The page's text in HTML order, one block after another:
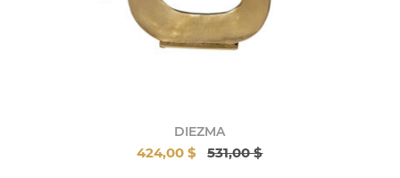
DIEZMA
424,00 $ 531,00 $